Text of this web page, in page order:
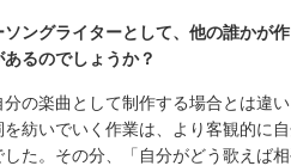
ングライターとして、他の誰かが
るのでしょうか？
の楽曲として制作する場合とは違
を紡いでいく作業は、より客観的に
た。その分、「自分がどう歌えば